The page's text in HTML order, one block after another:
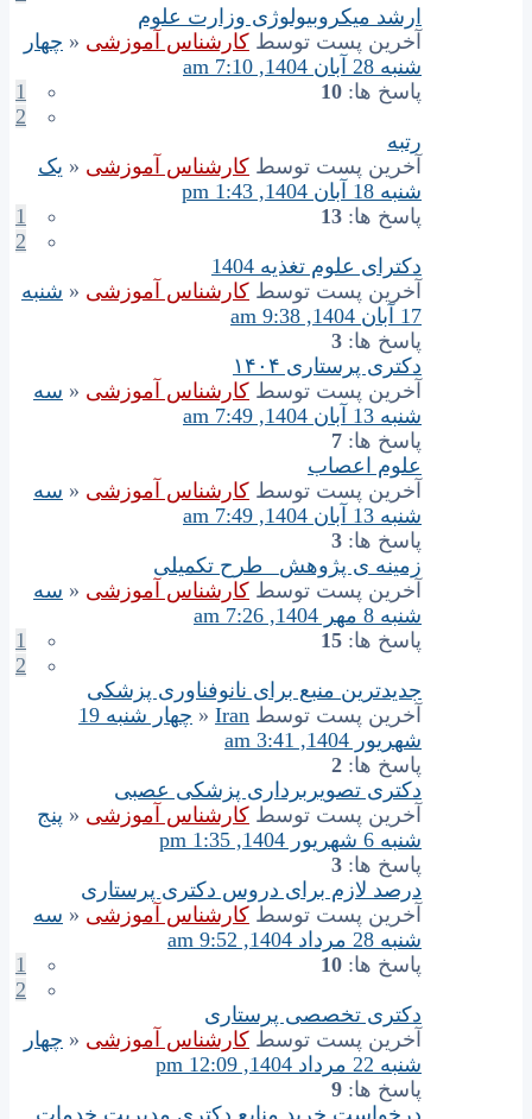
ارشد میکروبیولوژی وزارت علوم
آخرین پست توسط کارشناس آموزشی « چهار
شنبه 28 آبان 1404, 7:10 am
پاسخ ها: 10
1
2
رتبه
آخرین پست توسط کارشناس آموزشی « یک
شنبه 18 آبان 1404, 1:43 pm
پاسخ ها: 13
1
2
دکترای علوم تغذیه 1404
آخرین پست توسط کارشناس آموزشی « شنبه
17 آبان 1404, 9:38 am
پاسخ ها: 3
دکتری پرستاری ۱۴۰۴
آخرین پست توسط کارشناس آموزشی « سه
شنبه 13 آبان 1404, 7:49 am
پاسخ ها: 7
علوم اعصاب
آخرین پست توسط کارشناس آموزشی « سه
شنبه 13 آبان 1404, 7:49 am
پاسخ ها: 3
زمینه ی پژوهش_ طرح تکمیلی
آخرین پست توسط کارشناس آموزشی « سه
شنبه 8 مهر 1404, 7:26 am
پاسخ ها: 15
1
2
جدیدترین منبع برای نانوفناوری پزشکی
آخرین پست توسط Iran
«
چهار شنبه 19
شهریور 1404, 3:41 am
پاسخ ها: 2
دکتری تصویربرداری پزشکی عصبی
آخرین پست توسط کارشناس آموزشی « پنج
شنبه 6 شهریور 1404, 1:35 pm
پاسخ ها: 3
درصد لازم برای دروس دکتری پرستاری
آخرین پست توسط کارشناس آموزشی « سه
شنبه 28 مرداد 1404, 9:52 am
پاسخ ها: 10
1
2
دکتری تخصصی پرستاری
آخرین پست توسط کارشناس آموزشی « چهار
شنبه 22 مرداد 1404, 12:09 pm
پاسخ ها: 9
درخواست خرید منابع دکتری مدیریت خدمات